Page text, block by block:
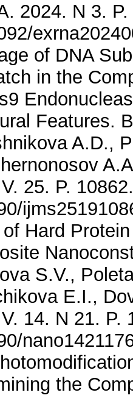
2024. N 3.
of DNA
in the
Features.
A.D.,
25. P.
Hard
S.V.,
E.I.,
14. N 21. P.
the